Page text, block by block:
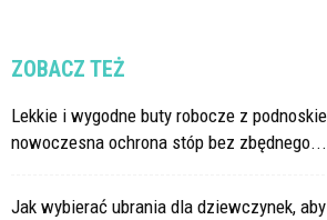
ZOBACZ TEŻ
Lekkie i wygodne buty robocze z
nowoczesna ochrona stóp bez zbędnego...
Jak wybierać ubrania dla dziewczynek,